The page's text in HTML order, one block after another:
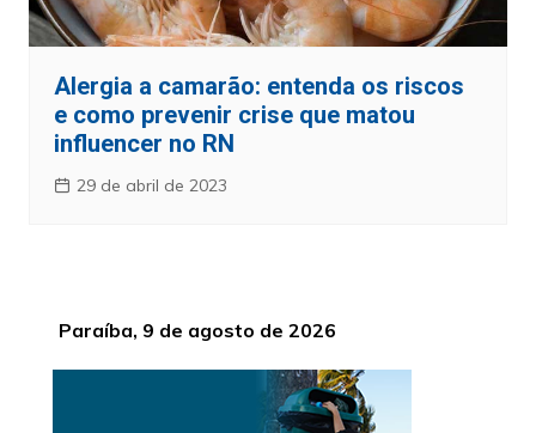
Alergia a camarão: entenda os riscos
e como prevenir crise que matou
influencer no RN
29 de abril de 2023
Paraíba, 9 de agosto de 2026